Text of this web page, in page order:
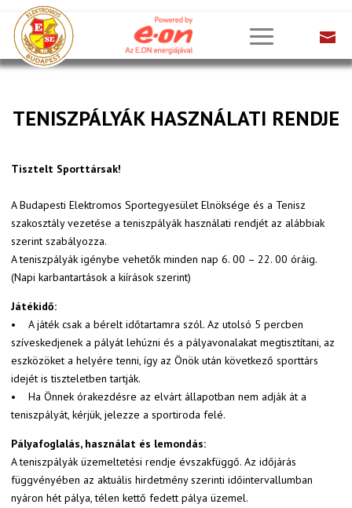
TENISZPÁLYÁK HASZNÁLATI RENDJE
Tisztelt Sporttársak!
A Budapesti Elektromos Sportegyesület Elnöksége és a Tenisz
szakosztály vezetése a teniszpályák használati rendjét az alábbiak
szerint szabályozza.
A teniszpályák igénybe vehetők minden nap 6. 00 – 22. 00 óráig.
(Napi karbantartások a kiírások szerint)
Játékidő:
• A játék csak a bérelt időtartamra szól. Az utolsó 5 percben
szíveskedjenek a pályát lehúzni és a pályavonalakat megtisztítani, az
eszközöket a helyére tenni, így az Önök után következő sporttárs
idejét is tiszteletben tartják.
• Ha Önnek órakezdésre az elvárt állapotban nem adják át a
teniszpályát, kérjük, jelezze a sportiroda felé.
Pályafoglalás, használat és lemondás:
A teniszpályák üzemeltetési rendje évszakfüggő. Az időjárás
függvényében az aktuális hirdetmény szerinti időintervallumban
nyáron hét pálya, télen kettő fedett pálya üzemel.